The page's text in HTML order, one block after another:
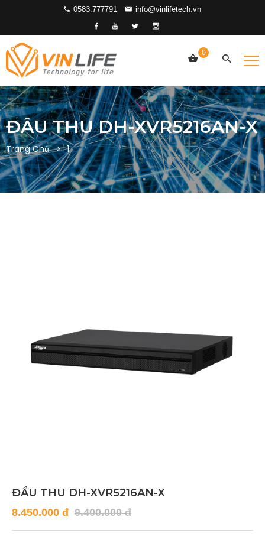
0583.777791 info@vinlifetech.vn
0
ĐẦU THU DH-XVR5216AN-X
Trang Chủ 1
ĐẦU THU DH-XVR5216AN-X
8.450.000 đ 9.400.000 đ